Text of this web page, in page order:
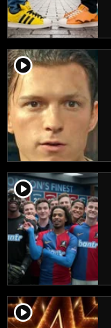
player2
player2
player2